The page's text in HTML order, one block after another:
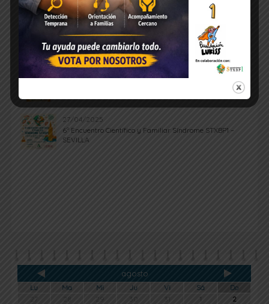
07/06/2025
Así fue el 6º Encuentro Científico y Familiar STXBP1 en
Sevilla
6º Encuentro Científico y Familiar Síndrome STXBP1 –
27/04/2025
6º Encuentro Científico y Familiar Síndrome STXBP1 –
SEVILLA
agosto
Lu Ma Mi Ju Vi Sá
Do
27
28 29 30 31 1
2